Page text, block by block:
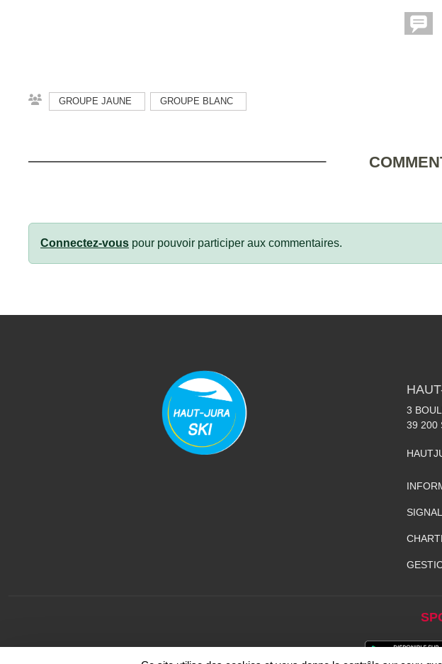
GROUPE JAUNE GROUPE BLANC
Connectez-vous pour pouvoir participer aux commentaires.
3
39 200